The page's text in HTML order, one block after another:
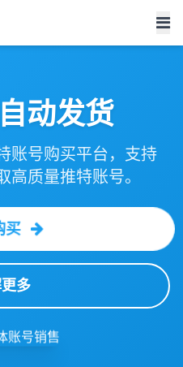
动发货
账号购买平台，支持
高质量推特账号。
买
多